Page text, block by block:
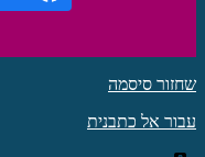
שחזור סיסמה
עבור אל כתבנית